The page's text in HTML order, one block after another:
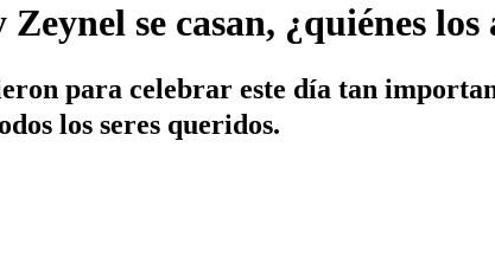
se casan, ¿quiénes los
para celebrar este día tan
los seres queridos.